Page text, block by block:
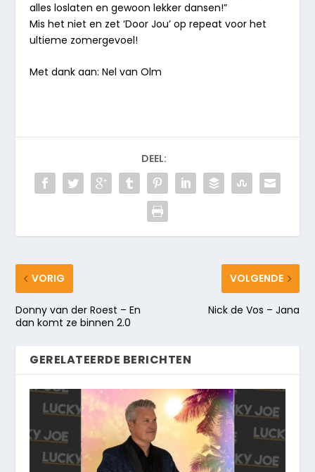
alles loslaten en gewoon lekker dansen!”
Mis het niet en zet ‘Door Jou’ op repeat voor het
ultieme zomergevoel!
Met dank aan: Nel van Olm
DEEL:
VORIG
Donny van der Roest – En
dan komt ze binnen 2.0
VOLGENDE
Nick de Vos – Jana
GERELATEERDE BERICHTEN